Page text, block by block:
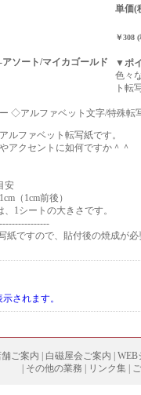
単価(
ソート/マイカゴールド
￥308
▼ポ
色々
ト転
ー ◇アルファベット文字/特殊転
ルファベット転写紙です。
アクセントに如何ですか＾＾
安
（1cm前後）
1シートの大きさです。
紙ですので、貼付後の焼成が
されます。
舗ご案内 白磁屋会ご案内
WEB
その他の業務 リンク集